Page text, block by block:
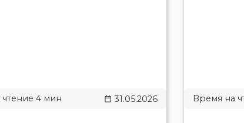
31.05.2026